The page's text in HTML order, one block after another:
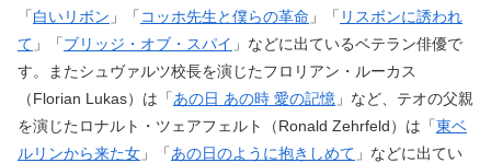
「白いリボン 」「 コッホ先生と僕らの革命 」「 リスボンに誘われ
て 」「ブリッジ・オブ・スパイ 」などに出ているベテラン俳優で
す。またシュヴァルツ校長を演じたフロリアン・ルーカス
（Florian Lukas）は「あの日 あの時 愛の記憶 」など、テオの父親
を演じたロナルト・ツェアフェルト（Ronald Zehrfeld）は「東ベ
ルリンから来た女 」「あの日のように抱きしめて 」などに出てい